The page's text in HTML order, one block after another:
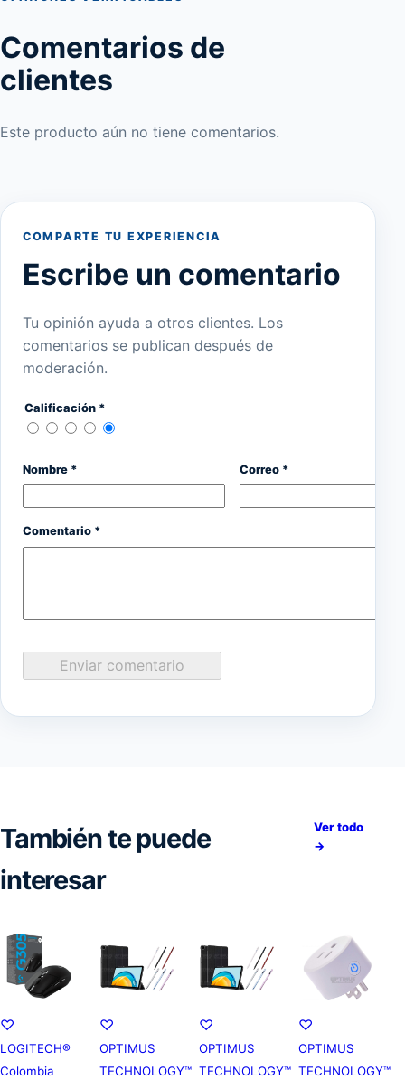
Comentarios de
clientes
Este producto aún no tiene comentarios.
COMPARTE TU EXPERIENCIA
Escribe un comentario
Tu opinión ayuda a otros clientes. Los
comentarios se publican después de
moderación.
Calificación *
Nombre * Correo *
Comentario *
Enviar comentario
También te puede
interesar
Ver todo
→
♡
LOGITECH®
Colombia
♡
OPTIMUS
TECHNOLOGY™
♡
OPTIMUS
TECHNOLOGY™
♡
OPTIMUS
TECHNOLOGY™